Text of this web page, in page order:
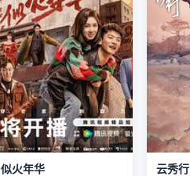
似火年华 云秀行